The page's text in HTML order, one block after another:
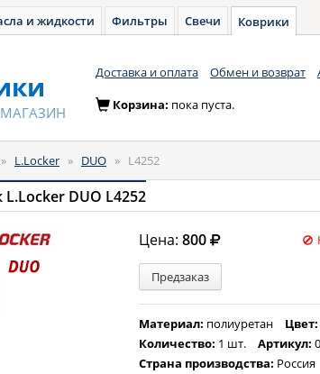
и жидкости Фильтры Свечи Коврики
МАГАЗИН
Доставка и оплата Обмен и возврат
Корзина: пока пуста.
» L.Locker » DUO » L4252
DUO L4252
Цена:800
Предзаказ
Материал: полиуретан
Количество: 1 шт. Артикул:
Страна производства: Россия